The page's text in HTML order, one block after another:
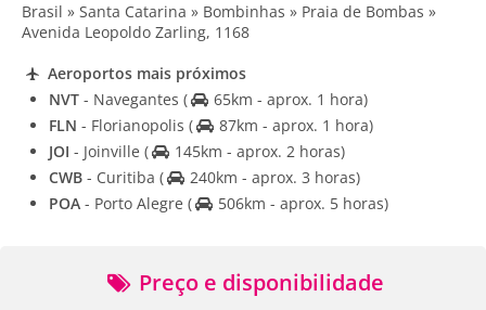
Brasil » Santa Catarina » Bombinhas » Praia de Bombas »
Avenida Leopoldo Zarling, 1168
Aeroportos mais próximos
NVT - Navegantes (
65km - aprox. 1 hora)
FLN - Florianopolis (
87km - aprox. 1 hora)
JOI - Joinville (
145km - aprox. 2 horas)
CWB - Curitiba (
240km - aprox. 3 horas)
POA - Porto Alegre ( 506km - aprox. 5 horas)
Preço e disponibilidade